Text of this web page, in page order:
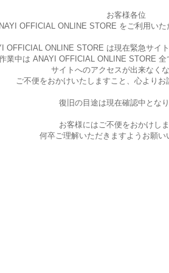
お客様各位
OFFICIAL ONLINE STORE をご利用いた
OFFICIAL ONLINE STORE は現在緊急サイ
業中は ANAYI OFFICIAL ONLINE STORE 全
サイトへのアクセスが出来なくな
ご不便をおかけいたしますこと、 心よりお
復旧の目途は現在確認中となり
お客様にはご不便をおかけしま
何卒ご理解いただきますようお願い